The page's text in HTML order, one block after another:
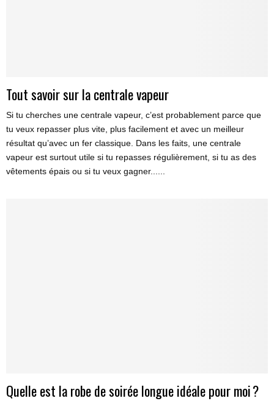
Tout savoir sur la centrale vapeur
Si tu cherches une centrale vapeur, c’est probablement parce que
tu veux repasser plus vite, plus facilement et avec un meilleur
résultat qu’avec un fer classique. Dans les faits, une centrale
vapeur est surtout utile si tu repasses régulièrement, si tu as des
vêtements épais ou si tu veux gagner......
Quelle est la robe de soirée longue idéale pour moi ?